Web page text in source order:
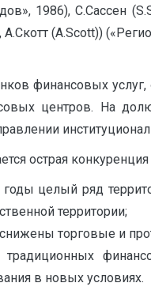
1986), С.Сассен
А.Скотт (A.Scott))
финансовых
центров. На
острая
годы целый ряд
территории;
торговые и
традиционных
в новых условиях.